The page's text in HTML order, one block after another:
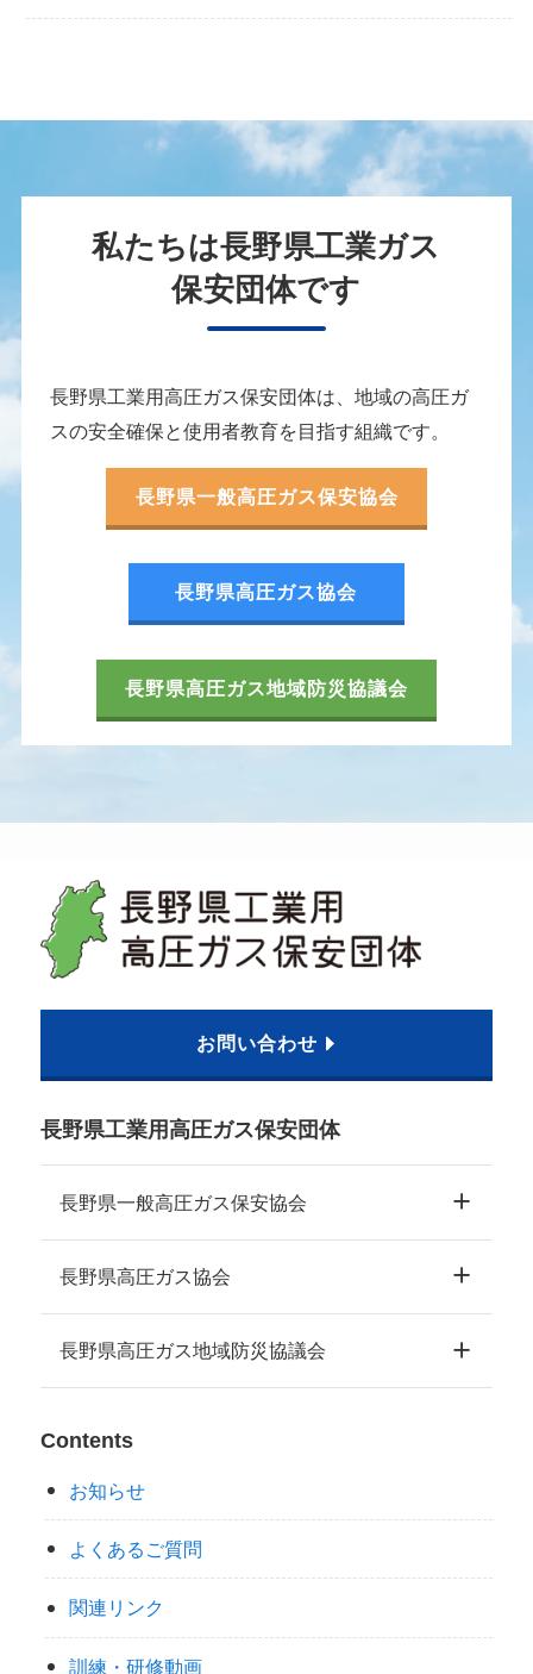
私たちは長野県工業ガス
保安団体です
長野県工業用高圧ガス保安団体は、地域の高圧ガ
スの安全確保と使用者教育を目指す組織です。
長野県一般高圧ガス保安協会
長野県高圧ガス協会
長野県高圧ガス地域防災協議会
お問い合わせ
長野県工業用高圧ガス保安団体
長野県一般高圧ガス保安協会
長野県高圧ガス協会
長野県高圧ガス地域防災協議会
Contents
お知らせ
よくあるご質問
関連リンク
訓練・研修動画